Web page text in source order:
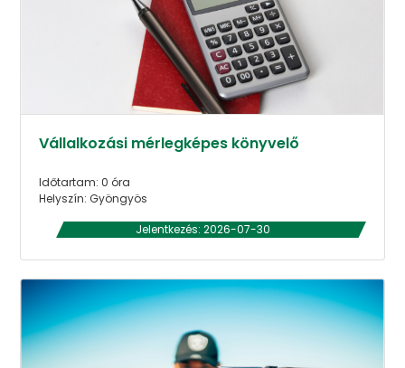
Vállalkozási mérlegképes könyvelő
Időtartam: 0 óra
Helyszín: Gyöngyös
Jelentkezés: 2026-07-30